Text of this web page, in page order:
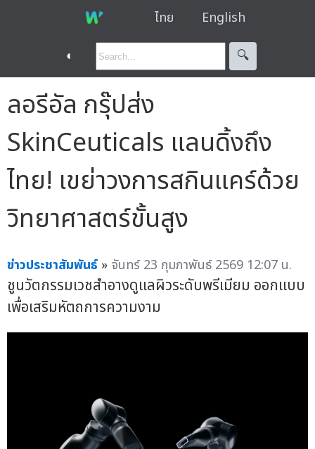
ไทย English
◐ 🔍︎
ลอรีอัล กรุ๊ปส่ง
SkinCeuticals แลนดิ้งถึง
ไทย! เขย่าวงการสกินแคร์ด้วย
วิทยาศาสตร์ขั้นสูง
ข่าวประชาสัมพันธ์ » จันทร์ 23 กุมภาพันธ์ 2569 12:07 น.
ชูนวัตกรรมเวชสำอางดูแลผิวระดับพรีเมียม ออกแบบ
เพื่อเสริมหัตถการความงาม